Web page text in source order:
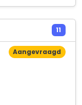
11
Aangevraagd